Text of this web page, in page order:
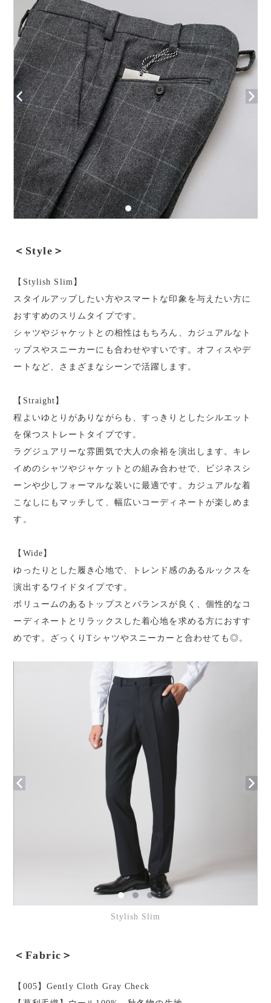
＜Style＞
【Stylish Slim】
スタイルアップしたい方やスマートな印象を与えたい方に
おすすめのスリムタイプです。
シャツやジャケットとの相性はもちろん、カジュアルなト
ップスやスニーカーにも合わせやすいです。オフィスやデ
ートなど、さまざまなシーンで活躍します。
【Straight】
程よいゆとりがありながらも、すっきりとしたシルエット
を保つストレートタイプです。
ラグジュアリーな雰囲気で大人の余裕を演出します。キレ
イめのシャツやジャケットとの組み合わせで、ビジネスシ
ーンや少しフォーマルな装いに最適です。カジュアルな着
こなしにもマッチして、幅広いコーディネートが楽しめま
す。
【Wide】
ゆったりとした履き心地で、トレンド感のあるルックスを
演出するワイドタイプです。
ボリュームのあるトップスとバランスが良く、個性的なコ
ーディネートとリラックスした着心地を求める方におすす
めです。ざっくりTシャツやスニーカーと合わせても◎。
Stylish Slim
＜Fabric＞
【005】Gently Cloth Gray Check